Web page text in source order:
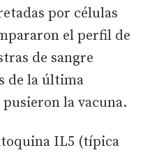
por células
el perfil de
de sangre
de la última
la vacuna.
IL5 (típica